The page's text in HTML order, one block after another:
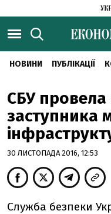
НОВИНИ ПУБЛІКАЦІЇ
СБУ
заступника
30 ЛИСТОПАДА 2016, 12:53
Служба безпеки